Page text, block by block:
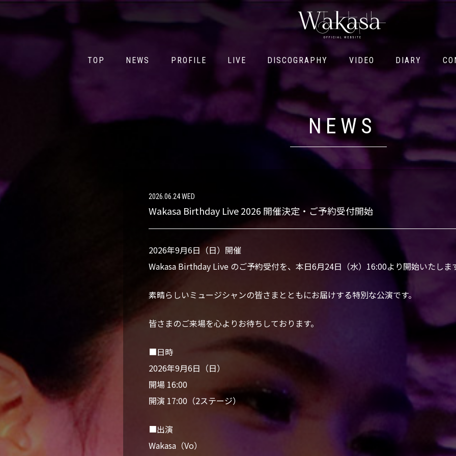
TOP NEWS PROFILE LIVE DISCOGRAPHY VIDEO DIARY
DISCOGRAPHY VIDEO
NEWS
2026.06.24 WED
Wakasa Birthday Live 2026 開催決定・ご予約受付開始
2026年9月6日（日）開催
Wakasa Birthday Live のご予約受付を、本日6月24日（水）16:00より開始いたしま
素晴らしいミュージシャンの皆さまとともにお届けする特別な公演です。
皆さまのご来場を心よりお待ちしております。
■日時
2026年9月6日（日）
開場 16:00
開演 17:00（2ステージ）
■出演
Wakasa（Vo）